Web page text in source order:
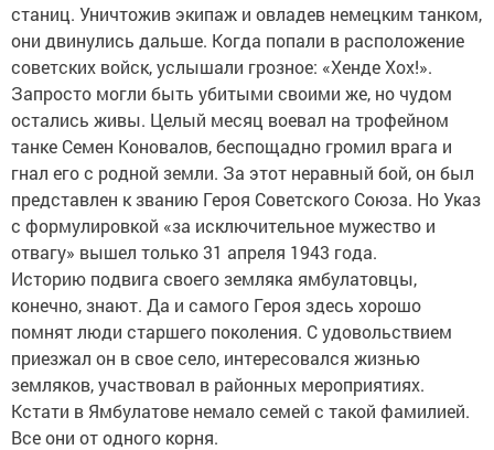
станиц. Уничтожив экипаж и овладев немецким танком,
они двинулись дальше. Когда попали в расположение
советских войск, услышали грозное: «Хенде Хох!».
Запросто могли быть убитыми своими же, но чудом
остались живы. Целый месяц воевал на трофейном
танке Семен Коновалов, беспощадно громил врага и
гнал его с родной земли. За этот неравный бой, он был
представлен к званию Героя Советского Союза. Но Указ
с формулировкой «за исключительное мужество и
отвагу» вышел только 31 апреля 1943 года.
Историю подвига своего земляка ямбулатовцы,
конечно, знают. Да и самого Героя здесь хорошо
помнят люди старшего поколения. С удовольствием
приезжал он в свое село, интересовался жизнью
земляков, участвовал в районных мероприятиях.
Кстати в Ямбулатове немало семей с такой фамилией.
Все они от одного корня.